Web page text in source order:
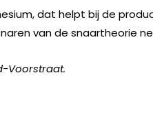
dat helpt bij de
van de snaartheorie
Voorstraat.